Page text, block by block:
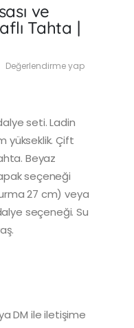
ve
Tahta |
Değerlendirme yap
seti. Ladin
yükseklik. Çift
Beyaz
seçeneği
27 cm) veya
seçeneği. Su
DM ile iletişime